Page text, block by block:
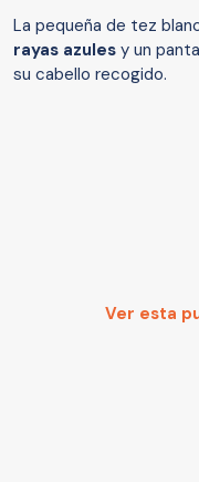
La pequeña de tez
rayas azules y un
su cabello recogido.
Ver esta